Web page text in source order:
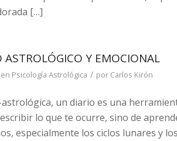
[…]
Y EMOCIONAL
en Psicología Astrológica / por Carlos Kirón
un diario es una
lo que te ocurre, sino de
especialmente los ciclos lunares y